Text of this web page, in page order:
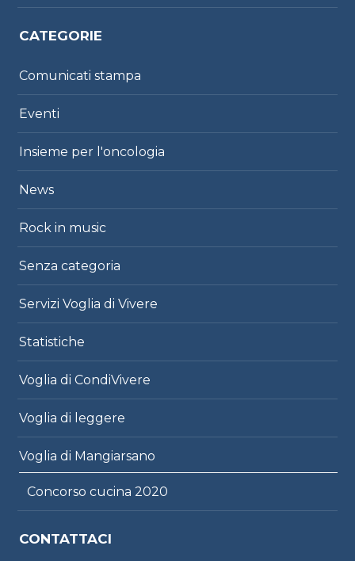
CATEGORIE
Comunicati stampa
Eventi
Insieme per l'oncologia
News
Rock in music
Senza categoria
Servizi Voglia di Vivere
Statistiche
Voglia di CondiVivere
Voglia di leggere
Voglia di Mangiarsano
Concorso cucina 2020
CONTATTACI